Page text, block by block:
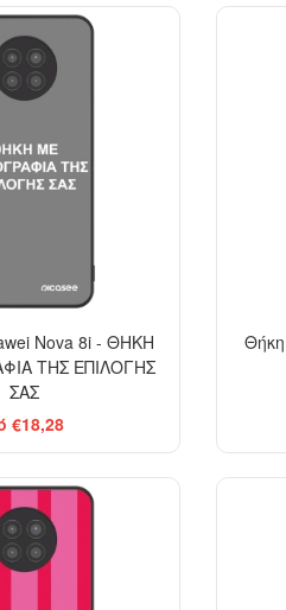
Nova 8i - ΘΗΚΗ
ΤΗΣ ΕΠΙΛΟΓΗΣ
ΣΑΣ
€18,28